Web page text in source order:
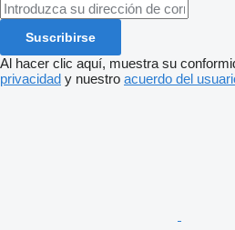
Suscribirse
Al hacer clic aquí, muestra su
privacidad y nuestro acuerdo del